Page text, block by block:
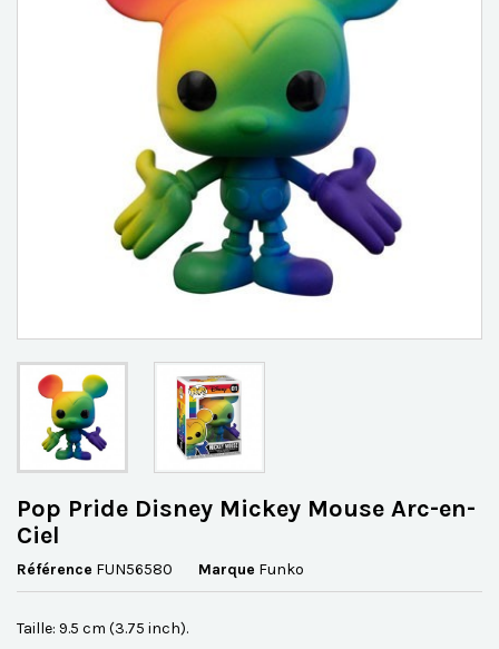
Pop Pride Disney Mickey Mouse Arc-en-
Ciel
Référence FUN56580 Marque Funko
Taille: 9.5 cm (3.75 inch).